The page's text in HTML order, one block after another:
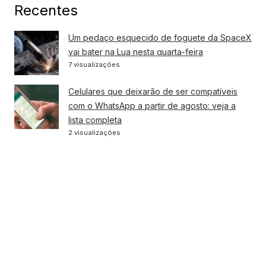
Recentes
Um pedaço esquecido de foguete da SpaceX
vai bater na Lua nesta quarta-feira
7 visualizações
Celulares que deixarão de ser compatíveis
com o WhatsApp a partir de agosto: veja a
lista completa
2 visualizações